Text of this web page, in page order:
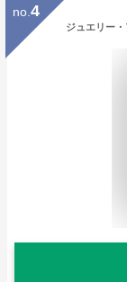
no. 4